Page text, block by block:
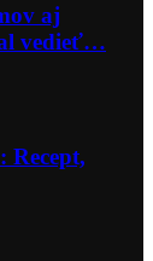
aj
vedieť…
Recept,